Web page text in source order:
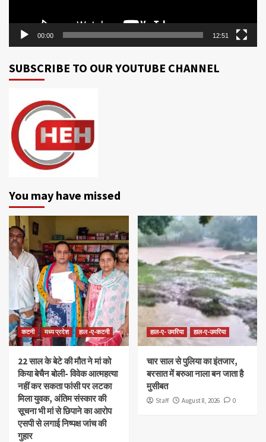
00:00 12:51
SUBSCRIBE TO OUR YOUTUBE CHANNEL
You may have missed
कटनी मध्य प्रदेश हाल -ए-कटनी
22 साल के बेटे की मौत ने मां को
किया बेचैन बोली- विवेक आत्महत्या
नहीं कर सकता फांसी पर लटका
मिला युवक, अंतिम संस्कार की
सूचना भी मां से छिपाने का आरोप
एसपी से लगाई निष्पक्ष जांच की
गुहार
हाल-ए- उमरिया हाल-ए-उमरिया
चार साल से पुलिया का इंतजार,
बरसात में बरुआ नाला बन जाता है
मुसीबत
Staff August 8, 2026 0